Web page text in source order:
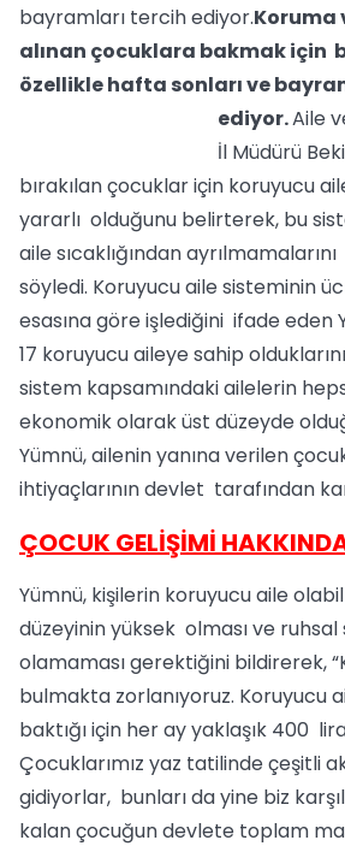
bayramları tercih ediyor.Koruma
alınan çocuklara bakmak için
özellikle hafta sonları ve
ediyor.Aile
İl Müdürü
bırakılan çocuklar için koruyucu
yararlı olduğunu belirterek, bu
aile sıcaklığından ayrılmamalarını
söyledi. Koruyucu aile sisteminin
esasına göre işlediğini ifade eden
17 koruyucu aileye sahip
sistem kapsamındaki ailelerin
ekonomik olarak üst düzeyde
Yümnü, ailenin yanına verilen
ihtiyaçlarının devlet tarafından
ÇOCUK GELİŞİMİ
Yümnü, kişilerin koruyucu aile
düzeyinin yüksek olması ve ruhsal
olamaması gerektiğini bildirerek,
bulmakta zorlanıyoruz. Koruyucu
baktığı için her ay yaklaşık 400
Çocuklarımız yaz tatilinde çeşitli
gidiyorlar, bunları da yine biz
kalan çocuğun devlete toplam